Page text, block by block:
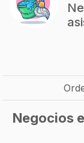
Negocios